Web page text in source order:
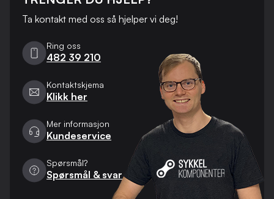
Ta kontakt med oss ​​så hjelper vi deg!
Ring oss
482 39 210
Kontaktskjema
Klikk her
Mer informasjon
Kundeservice
Spørsmål?
Spørsmål & svar